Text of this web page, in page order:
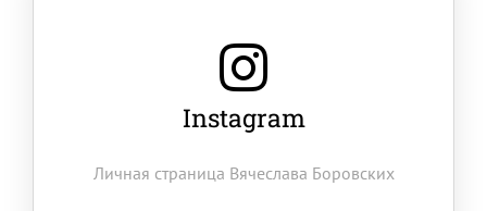
Instagram
Личная страница Вячеслава Боровских